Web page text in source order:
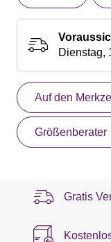
Dienstag,
Auf den
Größenberater
Gratis